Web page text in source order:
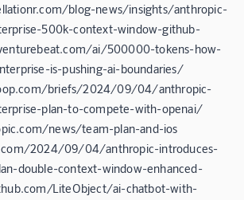
blog-news/insights/anthropic-
500k-context-window-github-
ai/500000-tokens-how-
is-pushing-ai-boundaries/
briefs/2024/09/04/anthropic-
plan-to-compete-with-openai/
news/team-plan-and-ios
2024/09/04/anthropic-introduces-
double-context-window-enhanced-
LiteObject/ai-chatbot-with-